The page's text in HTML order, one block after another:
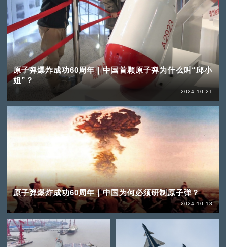
原子弹爆炸成功60周年｜中国首颗原子弹为什么叫“邱小
姐”？
2024-10-21
原子弹爆炸成功60周年｜中国为何必须研制原子弹？
2024-10-18